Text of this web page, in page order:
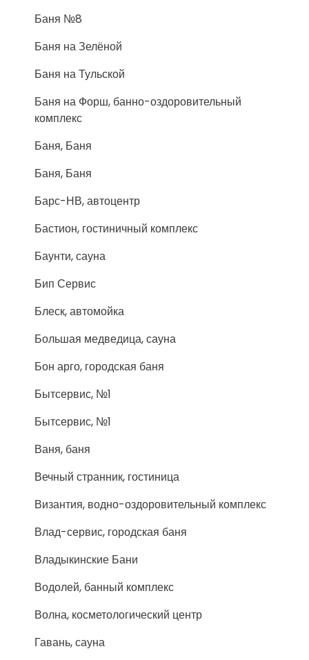
Баня №8
Баня на Зелёной
Баня на Тульской
Баня на Форш, банно-оздоровительный
комплекс
Баня, Баня
Баня, Баня
Барс-НВ, автоцентр
Бастион, гостиничный комплекс
Баунти, сауна
Бип Сервис
Блеск, автомойка
Большая медведица, сауна
Бон арго, городская баня
Бытсервис, №1
Бытсервис, №1
Ваня, баня
Вечный странник, гостиница
Византия, водно-оздоровительный комплекс
Влад-сервис, городская баня
Владыкинские Бани
Водолей, банный комплекс
Волна, косметологический центр
Гавань, сауна